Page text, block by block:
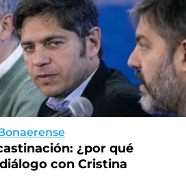
¿por qué
con Cristina